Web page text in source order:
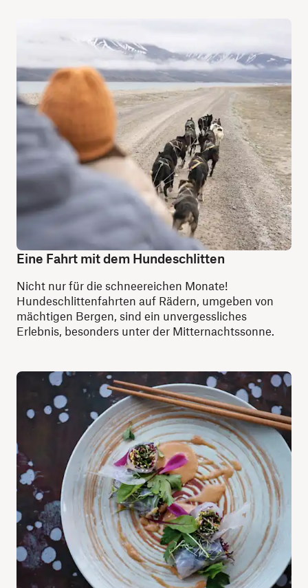
Eine Fahrt mit dem Hundeschlitten
Nicht nur für die schneereichen Monate!
Hundeschlittenfahrten auf Rädern, umgeben von
mächtigen Bergen, sind ein unvergessliches
Erlebnis, besonders unter der Mitternachtssonne.